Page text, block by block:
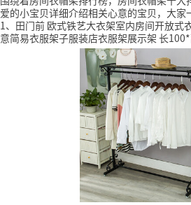
爱的小宝贝详细介绍相关心意的宝贝，大家
1、田门前 欧式铁艺大衣架室内房间开放式
意简易衣服架子服装店衣服架展示架 长